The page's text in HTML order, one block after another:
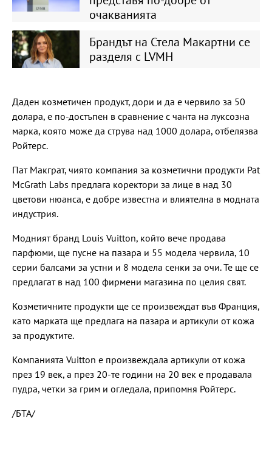
очакванията
Брандът на Стела Макартни се
разделя с LVMH
Даден козметичен продукт, дори и да е червило за 50
долара, е по-достъпен в сравнение с чанта на луксозна
марка, която може да струва над 1000 долара, отбелязва
Ройтерс.
Пат Макграт, чиято компания за козметични продукти Pat
McGrath Labs предлага коректори за лице в над 30
цветови нюанса, е добре известна и влиятелна в модната
индустрия.
Модният бранд Louis Vuitton, който вече продава
парфюми, ще пусне на пазара и 55 модела червила, 10
серии балсами за устни и 8 модела сенки за очи. Те ще се
предлагат в над 100 фирмени магазина по целия свят.
Козметичните продукти ще се произвеждат във Франция,
като марката ще предлага на пазара и артикули от кожа
за продуктите.
Компанията Vuitton е произвеждала артикули от кожа
през 19 век, а през 20-те години на 20 век е продавала
пудра, четки за грим и огледала, припомня Ройтерс.
/БТА/